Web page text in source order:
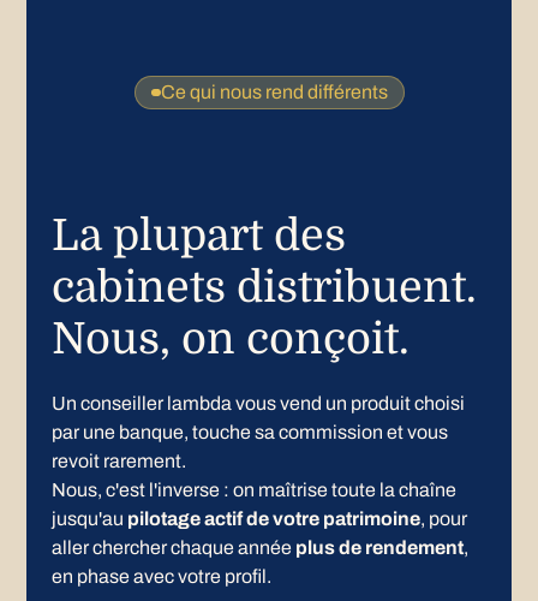
Ce qui nous rend différents
La plupart des
cabinets distribuent.
Nous, on conçoit.
Un conseiller lambda vous vend un produit choisi
par une banque, touche sa commission et vous
revoit rarement.
Nous, c'est l'inverse : on maîtrise toute la chaîne
jusqu'au pilotage actif de votre patrimoine, pour
aller chercher chaque annéeplus de rendement,
en phase avec votre profil.